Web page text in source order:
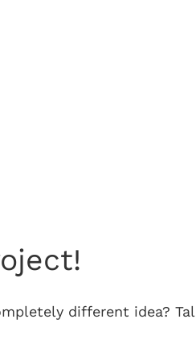
different idea?